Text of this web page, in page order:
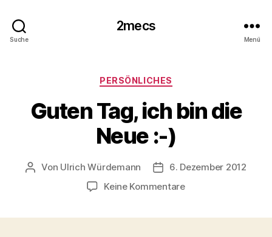
Suche
2mecs
Menü
Kategorien
PERSÖNLICHES
Guten Tag, ich bin die
Neue :-)
Beitragsautor
Von Ulrich Würdemann Beitragsdatum
6. Dezember 2012
Keine Kommentarezu